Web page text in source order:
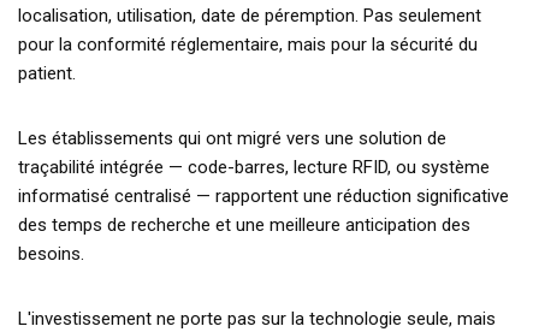
localisation, utilisation, date de péremption. Pas seulement
pour la conformité réglementaire, mais pour la sécurité du
patient.
Les établissements qui ont migré vers une solution de
traçabilité intégrée — code-barres, lecture RFID, ou système
informatisé centralisé — rapportent une réduction significative
des temps de recherche et une meilleure anticipation des
besoins.
L'investissement ne porte pas sur la technologie seule, mais